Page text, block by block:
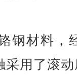
钢材料，
采用了滚